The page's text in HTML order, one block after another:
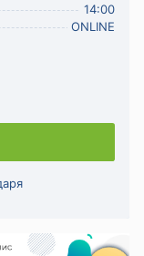
14:00
ONLINE